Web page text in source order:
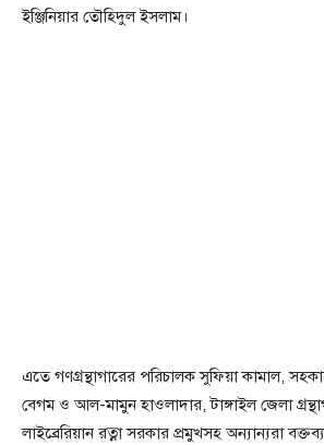
ইঞ্জিনিয়ার তৌহিদুল ইসলাম।
এতে গণগ্রন্থাগারের পরিচালক সুফিয়া কামাল,
বেগম ও আল-মামুন হাওলাদার, টাঙ্গাইল জেলা
লাইব্রেরিয়ান রত্না সরকার প্রমুখসহ অন্যান্যরা